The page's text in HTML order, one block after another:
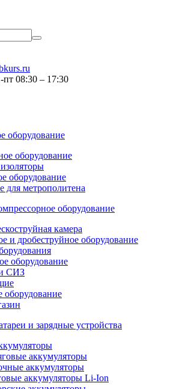
08:30 – 17:30
оборудование
оборудование
оборудование
для метрополитена
оборудование
камера
и дробеструйное оборудование
оборудование
СИЗ
оборудование
и зарядные устройства
аккумуляторы
аккумуляторы
аккумуляторы Li-Ion